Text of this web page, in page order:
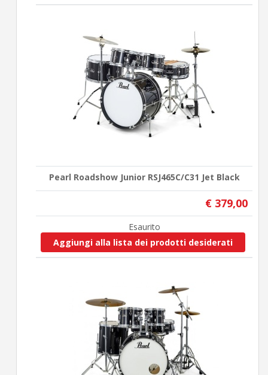
Pearl Roadshow Junior RSJ465C/C31 Jet Black
€ 379,00
Esaurito
Aggiungi alla lista dei prodotti desiderati